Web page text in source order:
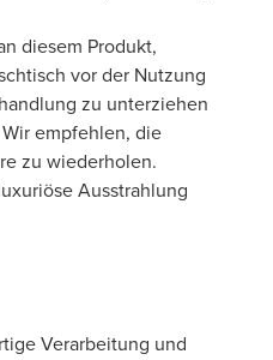
diesem Produkt,
vor der Nutzung
zu unterziehen
empfehlen, die
zu wiederholen.
Ausstrahlung
Verarbeitung und